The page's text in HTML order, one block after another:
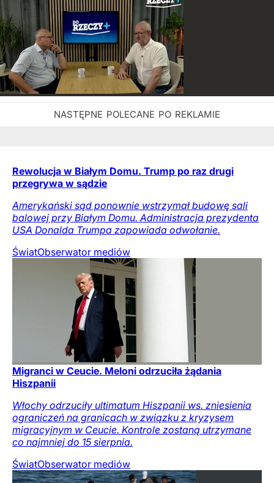
Rewolucja w Białym Domu. Trump po raz drugi
przegrywa w sądzie
Amerykański sąd ponownie wstrzymał budowę sali
balowej przy Białym Domu. Administracja prezydenta
USA Donalda Trumpa zapowiada odwołanie.
ŚwiatObserwator mediów
Migranci w Ceucie. Meloni odrzuciła żądania
Hiszpanii
Włochy odrzuciły ultimatum Hiszpanii ws. zniesienia
ograniczeń na granicach w związku z kryzysem
migracyjnym w Ceucie. Kontrole zostaną utrzymane
co najmniej do 15 sierpnia.
ŚwiatObserwator mediów